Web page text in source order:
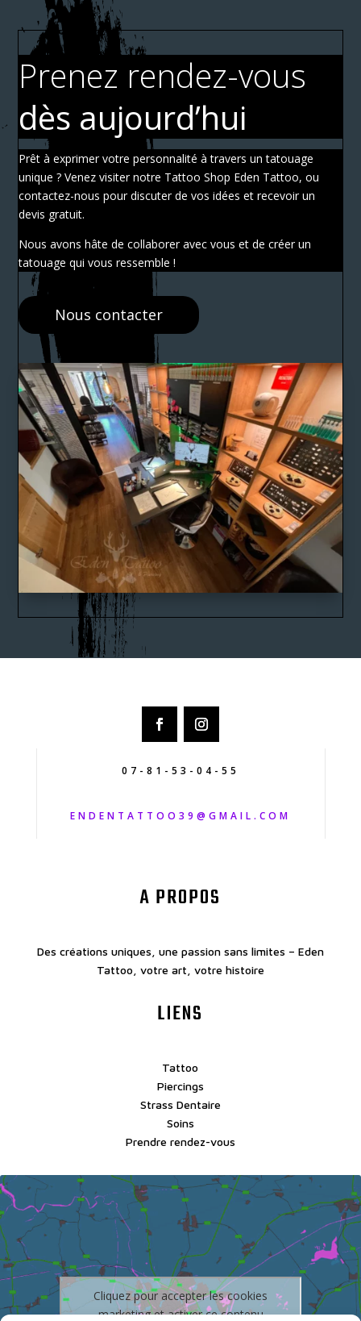
Prenez rendez-vous
dès aujourd’hui
Prêt à exprimer votre personnalité à travers un tatouage
unique ? Venez visiter notre Tattoo Shop Eden Tattoo, ou
contactez-nous pour discuter de vos idées et recevoir un
devis gratuit.
Nous avons hâte de collaborer avec vous et de créer un
tatouage qui vous ressemble !
Nous contacter
07-81-53-04-55
ENDENTATTOO39@GMAIL.COM
A PROPOS
Des créations uniques, une passion sans limites – Eden
Tattoo, votre art, votre histoire
LIENS
Tattoo
Piercings
Strass Dentaire
Soins
Prendre rendez-vous
Cliquez pour accepter les cookies
marketing et activer ce contenu